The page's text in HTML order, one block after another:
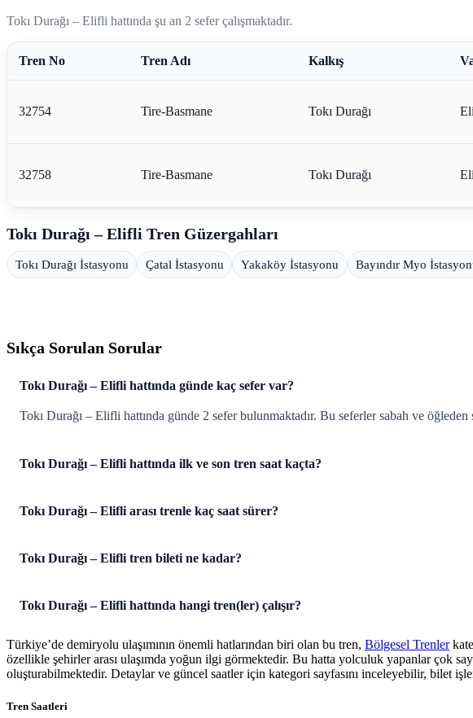
Tokı Durağı – Elifli hattında şu an 2 sefer çalışmaktadır.
Tren No Tren Adı Kalkış
32754 Tire-Basmane Tokı Durağı
32758 Tire-Basmane Tokı Durağı
Tokı Durağı – Elifli Tren Güzergahları
Tokı Durağı İstasyonu Çatal İstasyonu Yakaköy İstasyonu Bayındır Myo
Sıkça Sorulan Sorular
Tokı Durağı – Elifli hattında günde kaç sefer var?
Tokı Durağı – Elifli hattında günde 2 sefer bulunmaktadır. Bu seferler sabah ve öğleden
Tokı Durağı – Elifli hattında ilk ve son tren saat kaçta?
Tokı Durağı – Elifli arası trenle kaç saat sürer?
Tokı Durağı – Elifli tren bileti ne kadar?
Tokı Durağı – Elifli hattında hangi tren(ler) çalışır?
Türkiye’de demiryolu ulaşımının önemli hatlarından biri olan bu tren, Bölgesel Trenler
özellikle şehirler arası ulaşımda yoğun ilgi görmektedir. Bu hatta yolculuk yapanlar çok
oluşturabilmektedir. Detaylar ve güncel saatler için kategori sayfasını inceleyebilir, bilet
Tren Saatleri